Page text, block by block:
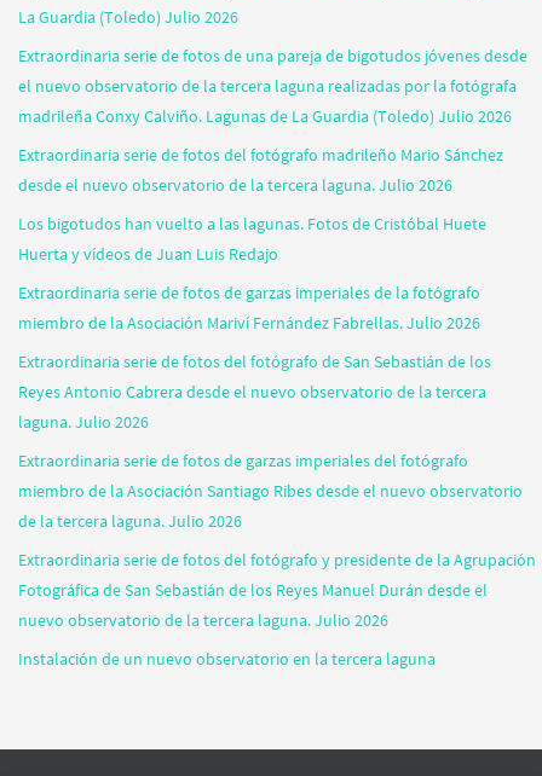
La Guardia (Toledo) Julio 2026
Extraordinaria serie de fotos de una pareja de bigotudos jóvenes desde
el nuevo observatorio de la tercera laguna realizadas por la fotógrafa
madrileña Conxy Calviño. Lagunas de La Guardia (Toledo) Julio 2026
Extraordinaria serie de fotos del fotógrafo madrileño Mario Sánchez
desde el nuevo observatorio de la tercera laguna. Julio 2026
Los bigotudos han vuelto a las lagunas. Fotos de Cristóbal Huete
Huerta y vídeos de Juan Luis Redajo
Extraordinaria serie de fotos de garzas imperiales de la fotógrafo
miembro de la Asociación Mariví Fernández Fabrellas. Julio 2026
Extraordinaria serie de fotos del fotógrafo de San Sebastián de los
Reyes Antonio Cabrera desde el nuevo observatorio de la tercera
laguna. Julio 2026
Extraordinaria serie de fotos de garzas imperiales del fotógrafo
miembro de la Asociación Santiago Ribes desde el nuevo observatorio
de la tercera laguna. Julio 2026
Extraordinaria serie de fotos del fotógrafo y presidente de la Agrupación
Fotográfica de San Sebastián de los Reyes Manuel Durán desde el
nuevo observatorio de la tercera laguna. Julio 2026
Instalación de un nuevo observatorio en la tercera laguna